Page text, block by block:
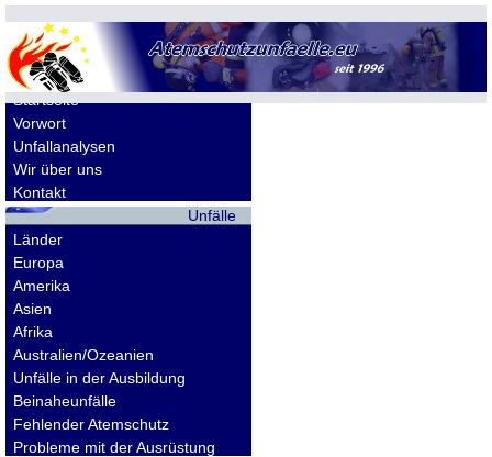
Allgemeines
Startseite
Vorwort
Unfallanalysen
Wir über uns
Kontakt
Unfälle
Länder
Europa
Amerika
Asien
Afrika
Australien/Ozeanien
Unfälle in der Ausbildung
Beinaheunfälle
Fehlender Atemschutz
Probleme mit der Ausrüstung